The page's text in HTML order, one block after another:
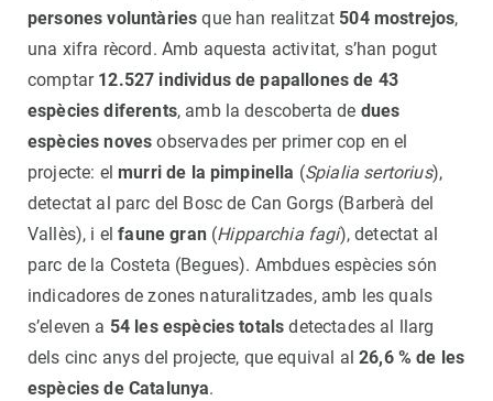
persones voluntàries que han realitzat 504 mostrejos,
una xifra rècord. Amb aquesta activitat, s’han pogut
comptar 12.527 individus de papallones de 43
espècies diferents, amb la descoberta de dues
espècies noves observades per primer cop en el
projecte: elmurri de la pimpinella (Spialia sertorius),
detectat al parc del Bosc de Can Gorgs (Barberà del
Vallès), i elfaune gran(Hipparchia fagi), detectat al
parc de la Costeta (Begues). Ambdues espècies són
indicadores de zones naturalitzades, amb les quals
s’eleven a 54 les espècies totals detectades al llarg
dels cinc anys del projecte, que equival al26,6 % de les
espècies de Catalunya.